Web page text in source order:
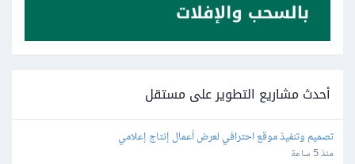
أحدث مشاريع التطوير على مستقل
تصميم وتنفيذ موقع احترافي لعرض أعمال إنتاج إعلامي
منذ 5 ساعة